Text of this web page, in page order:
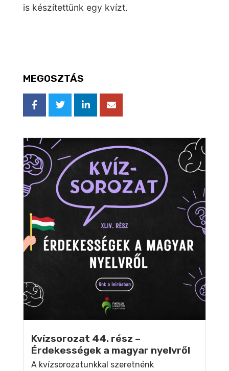
is készítettünk egy kvízt.
MEGOSZTÁS
Kvízsorozat 44. rész –
Érdekességek a magyar nyelvről
A kvízsorozatunkkal szeretnénk